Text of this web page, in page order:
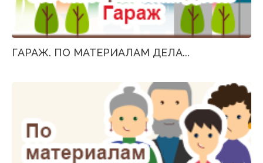
ГАРАЖ. ПО МАТЕРИАЛАМ ДЕЛА...